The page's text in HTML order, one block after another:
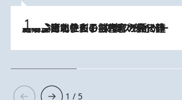
2026.8.3
《「文士の子ども被害者の会」発足！》阿川佐和子（72）が語る遠藤周作に北杜夫、劇作家・矢代静一の子どもたちの“文豪プライベート事件簿”
1 / 5